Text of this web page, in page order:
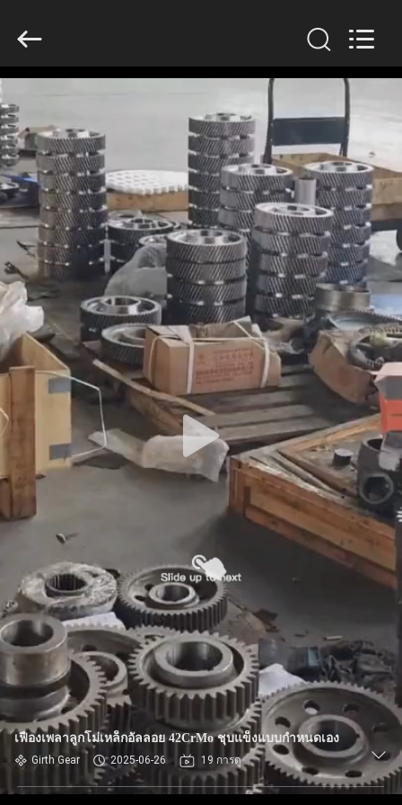
บ้าน
สินค้า
แสดง
VR
เกี่ยว
กับ
เรา
ทัวร์
โรงงาน
ควบคุม
คุณภาพ
ติดต่อ
เรา
Industries
CO.,LTD.
เฟืองเพลาลูกโม่เหล็กอัลลอย 42CrMo ชุบแข็งแบบกำหนดเอง
Girth Gear 2025-06-26 19 การดู